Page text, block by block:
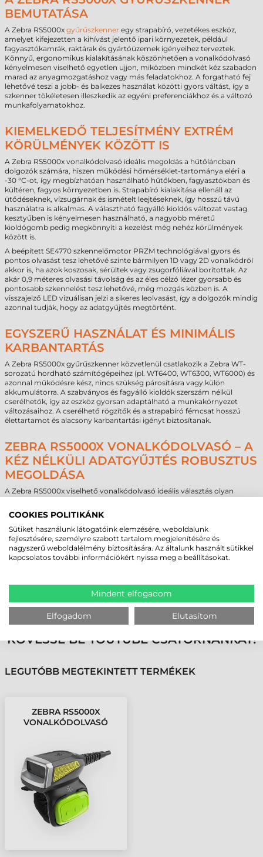
BEMUTATÁSA
A Zebra RS5000x gyűrűszkenner egy strapabíró, vezetékes eszköz,
amelyet kifejezetten a kihívást jelentő ipari környezetek, például
fagyasztókamrák, raktárak és gyártóüzemek igényeihez terveztek.
Könnyű, ergonomikus kialakításának köszönhetően a vonalkódolvasó
kényelmesen viselhető egyetlen ujjon, miközben mindkét kéz szabadon
marad az anyagmozgatáshoz vagy más feladatokhoz. A forgatható fej
lehetővé teszi a jobb- és balkezes használat közötti gyors váltást, így a
szkenner tökéletesen illeszkedik az egyéni preferenciákhoz és a változó
munkafolyamatokhoz.
KIEMELKEDŐ TELJESÍTMÉNY EXTRÉM
KÖRÜLMÉNYEK KÖZÖTT IS
A Zebra RS5000x vonalkódolvasó ideális megoldás a hűtőláncban
dolgozók számára, hiszen működési hőmérséklet-tartománya eléri a
-30 °C-ot, így megbízhatóan használható hűtőkben, fagyasztókban és
kültéren, fagyos környezetben is. Strapabíró kialakítása ellenáll az
ütődéseknek, vízsugárnak és ismételt leejtéseknek, így hosszú távú
használatra is alkalmas. A választható fagyálló kioldós változat vastag
kesztyűben is kényelmesen használható, a nagyobb méretű
kioldógomb pedig megkönnyíti a kezelést még nehéz körülmények
között is.
A beépített SE4770 szkennelőmotor PRZM technológiával gyors és
pontos olvasást tesz lehetővé szinte bármilyen 1D vagy 2D vonalkódról
akkor is, ha azok koszosak, sérültek vagy zsugorfóliával borítottak. Az
akár 0,9 méteres olvasási távolság és az éles célzó lézer gyorsabb és
pontosabb szkennelést tesz lehetővé, még mozgás közben is. A
visszajelző LED vizuálisan jelzi a sikeres leolvasást, így a dolgozók mindig
azonnal tudják, hogy az adatgyűjtés megtörtént.
EGYSZERŰ HASZNÁLAT ÉS MINIMÁLIS
KARBANTARTÁS
A Zebra RS5000x gyűrűszkenner közvetlenül csatlakozik a Zebra WT-
sorozatú hordható számítógépeihez (pl. WT6400, WT6300, WT6000) és
azonnal működésre kész, nincs szükség párosításra vagy külön
akkumulátorra. A szabványos és fagyálló kioldók szerszám nélkül
cserélhetők, így az eszköz gyorsan adaptálható a munkakörnyezet
változásaihoz. A cserélhető rögzítők és a strapabíró fémcsat hosszú
élettartamot és alacsony karbantartási igényt biztosítanak.
ZEBRA RS5000X VONALKÓDOLVASÓ – A
KÉZ NÉLKÜLI ADATGYŰJTÉS ROBUSZTUS
MEGOLDÁSA
A Zebra RS5000x viselhető vonalkódolvasó ideális választás olyan
nagy teljesítményű szkennelésre vágynak. Akár raktári komissiózásról,
gyártásközi ellenőrzésről vagy áruk beérkeztetéséről van szó, a készülék
kiemelkedő olvasási teljesítménye, ipari kialakítása és kényelmes
viselhetősége révén növeli a termelékenységet és biztosítja az adatok
pontosságát, miközben egyszerű és gazdaságos üzemeltetést kínál.
MEGBÍZHAT BENNÜNK! ISMERJE MEG
VÁSÁRLÓINK VÉLEMÉNYÉT
KÖVESSE BE YOUTUBE CSATORNÁNKAT!
LEGUTÓBB MEGTEKINTETT TERMÉKEK
ZEBRA RS5000X
VONALKÓDOLVASÓ
COOKIES POLITIKÁNK
Sütiket használunk látogatóink elemzésére, weboldalunk
fejlesztésére, személyre szabott tartalom megjelenítésére és
nagyszerű weboldalélmény biztosítására. Az általunk használt sütikkel
kapcsolatos további információkért nyissa meg a beállításokat.
Mindent elfogadom
Elfogadom Elutasítom